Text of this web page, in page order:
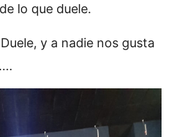
lo que duele.
y a nadie nos gusta